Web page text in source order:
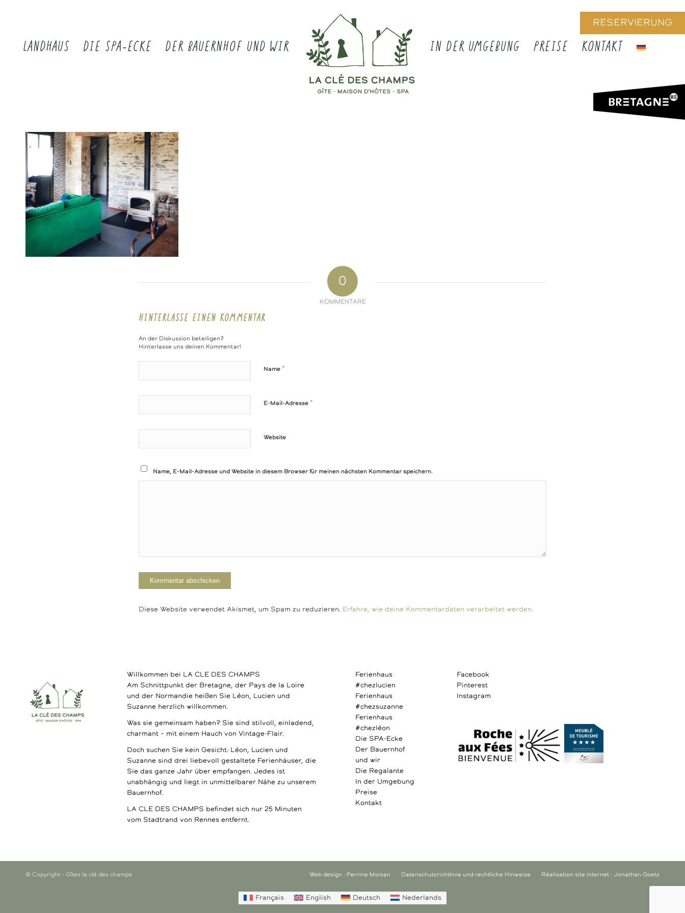
RESERVIERUNG
LANDHAUS DIE SPA-ECKE DER BAUERNHOF UND WIR IN DER UMGEBUNG PREISE KONTAKT
0
KOMMENTARE
HINTERLASSE EINEN KOMMENTAR
An der Diskussion beteiligen?
Hinterlasse uns deinen Kommentar!
Name *
E-Mail-Adresse *
Website
Name, E-Mail-Adresse und Website in diesem Browser für meinen nächsten Kommentar speichern.
Diese Website verwendet Akismet, um Spam zu reduzieren. Erfahre, wie deine Kommentardaten verarbeitet werden.
Willkommen bei LA CLE DES CHAMPS
Am Schnittpunkt der Bretagne, der Pays de la Loire
und der Normandie heißen Sie Léon, Lucien und
Suzanne herzlich willkommen.
Was sie gemeinsam haben? Sie sind stilvoll, einladend,
charmant – mit einem Hauch von Vintage-Flair.
Doch suchen Sie kein Gesicht: Léon, Lucien und
Suzanne sind drei liebevoll gestaltete Ferienhäuser, die
Sie das ganze Jahr über empfangen. Jedes ist
unabhängig und liegt in unmittelbarer Nähe zu unserem
Bauernhof.
LA CLE DES CHAMPS befindet sich nur 25 Minuten
vom Stadtrand von Rennes entfernt.
Ferienhaus
#chezlucien
Ferienhaus
#chezsuzanne
Ferienhaus
#chezléon
Die SPA-Ecke
Der Bauernhof
und wir
Die Regalante
In der Umgebung
Preise
Kontakt
Facebook
Pinterest
Instagram
© Copyright - Gîtes la clé des champs Web design : Perrine Moisan Datenschutzrichtlinie und rechtliche Hinweise Réalisation site internet : Jonathan Goetz
Français English Deutsch Nederlands